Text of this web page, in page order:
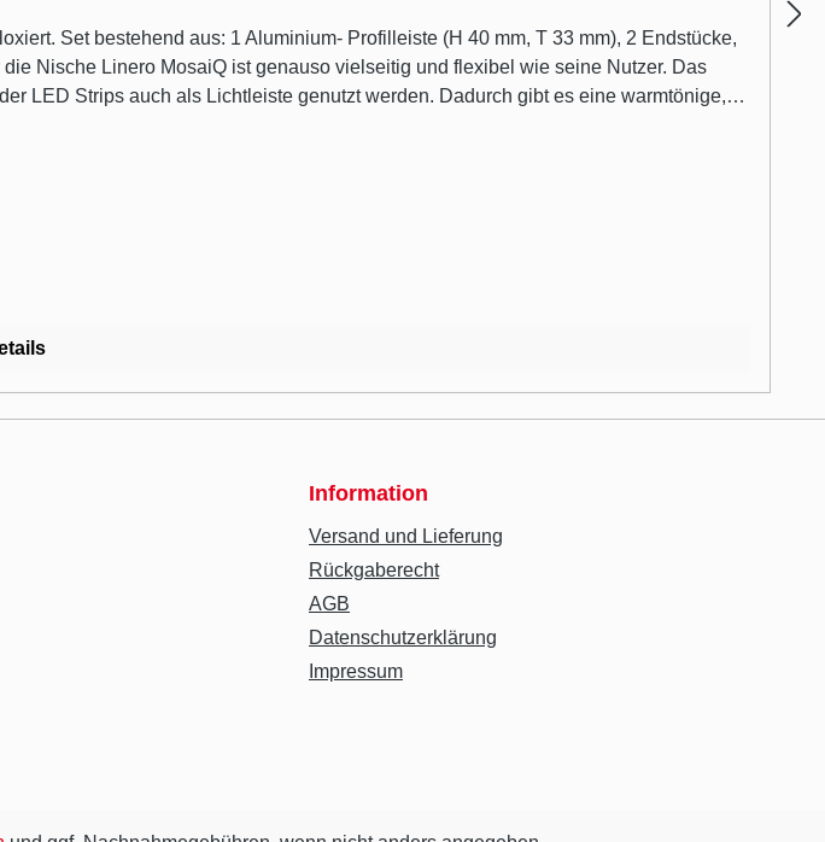
LED Strips auch als Lichtleiste genutzt werden. Dadurch gibt es eine warmtönige,
Information
Versand und Lieferung
Rückgaberecht
AGB
Datenschutzerklärung
Impressum